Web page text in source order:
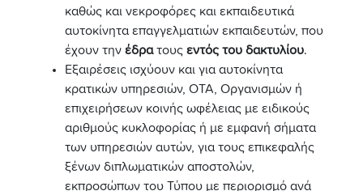
καθώς και νεκροφόρες και εκπαιδευτικά
αυτοκίνητα επαγγελματιών εκπαιδευτών, που
έχουν την έδρατους εντός του δακτυλίου.
Εξαιρέσεις ισχύουν και για αυτοκίνητα
κρατικών υπηρεσιών, ΟΤΑ, Οργανισμών ή
επιχειρήσεων κοινής ωφέλειας με ειδικούς
αριθμούς κυκλοφορίας ή με εμφανή σήματα
των υπηρεσιών αυτών, για τους επικεφαλής
ξένων διπλωματικών αποστολών,
εκπροσώπων του Τύπου με περιορισμό ανά